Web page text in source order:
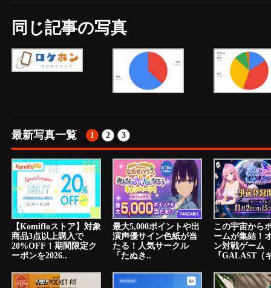
同じ記事の写真
最新写真一覧 1 2 3
【Komifloストア】対象
商品3点以上購入で
20%OFF！期間限定ク
ーポンを2026..
最大5,000ポイントや出
演声優サイン色紙が当
たる！人気サークル
「たぬき..
この宇宙から
ームが集結！
ン対戦ゲーム
『GALAST（